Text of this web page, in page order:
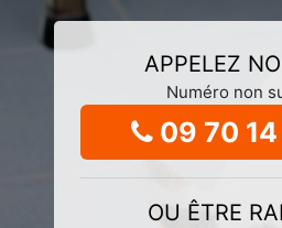
APPELEZ
Numéro non
09 70
OU ÊTRE